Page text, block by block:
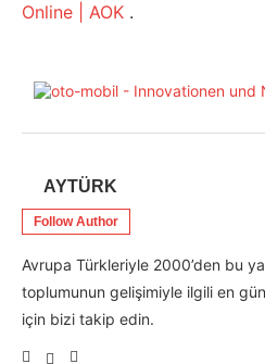
Online | AOK .
AYTÜRK
Follow Author
Avrupa Türkleriyle 2000’den bu
toplumunun gelişimiyle ilgili en
için bizi takip edin.